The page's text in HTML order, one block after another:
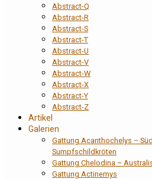
Abstract-Q
Abstract-R
Abstract-S
Abstract-T
Abstract-U
Abstract-V
Abstract-W
Abstract-X
Abstract-Y
Abstract-Z
Artikel
Galerien
Gattung Acanthochelys –
Sumpfschildkröten
Gattung Chelodina –
Gattung Actinemys